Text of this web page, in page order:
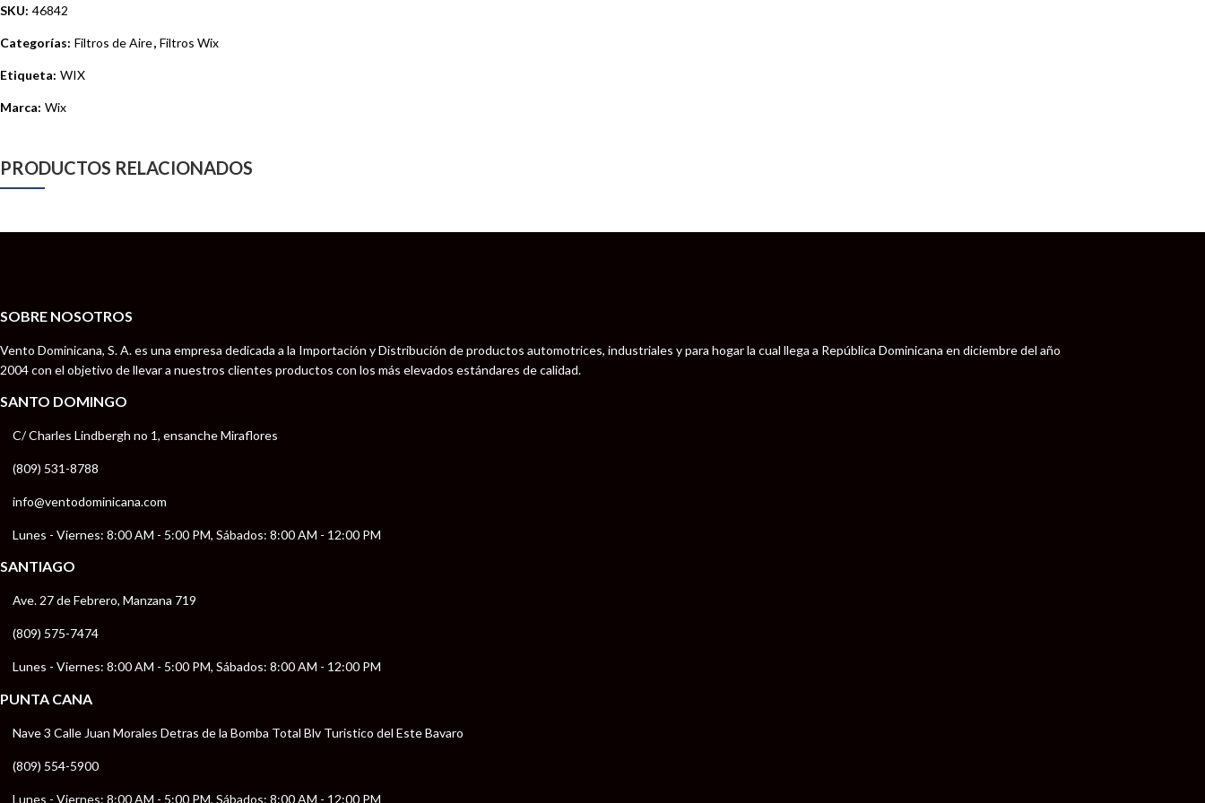
SKU: 46842
Categorías: Filtros de Aire, Filtros Wix
Etiqueta: WIX
Marca: Wix
PRODUCTOS RELACIONADOS
SOBRE NOSOTROS
Vento Dominicana, S. A. es una empresa dedicada a la Importación y Distribución de productos automotrices, industriales y para hogar la cual llega a República Dominicana en diciembre del año
2004 con el objetivo de llevar a nuestros clientes productos con los más elevados estándares de calidad.
SANTO DOMINGO
C/ Charles Lindbergh no 1, ensanche Miraflores
(809) 531-8788
info@ventodominicana.com
Lunes - Viernes: 8:00 AM - 5:00 PM, Sábados: 8:00 AM - 12:00 PM
SANTIAGO
Ave. 27 de Febrero, Manzana 719
(809) 575-7474
Lunes - Viernes: 8:00 AM - 5:00 PM, Sábados: 8:00 AM - 12:00 PM
PUNTA CANA
Nave 3 Calle Juan Morales Detras de la Bomba Total Blv Turistico del Este Bavaro
(809) 554-5900
Lunes - Viernes: 8:00 AM - 5:00 PM, Sábados: 8:00 AM - 12:00 PM